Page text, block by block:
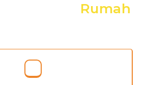
Rumah